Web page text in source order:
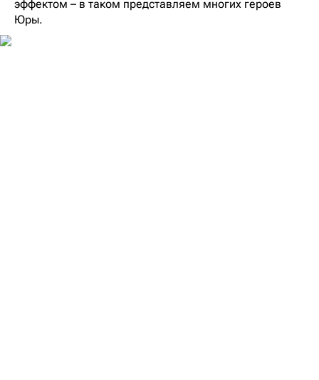
эффектом – в таком представляем многих героев
Юры.